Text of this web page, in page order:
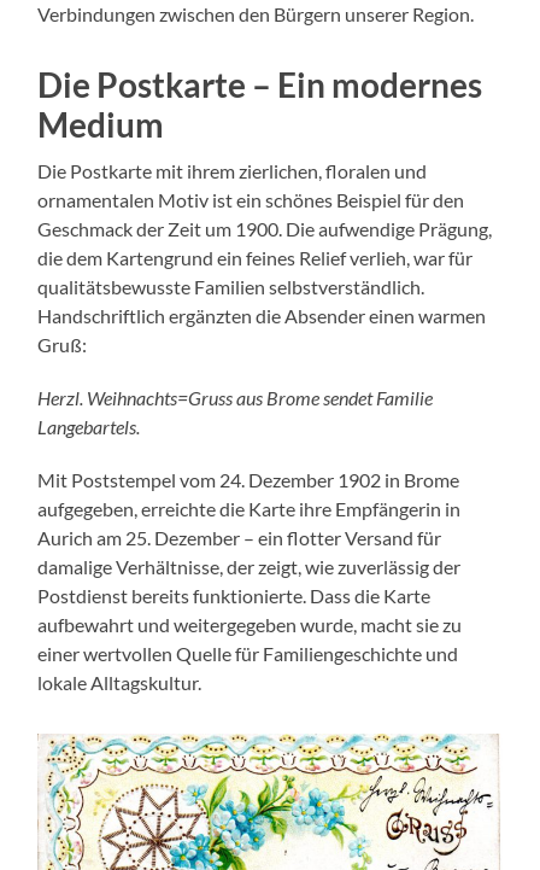
Verbindungen zwischen den Bürgern unserer Region.
Die Postkarte – Ein modernes
Medium
Die Postkarte mit ihrem zierlichen, floralen und
ornamentalen Motiv ist ein schönes Beispiel für den
Geschmack der Zeit um 1900. Die aufwendige Prägung,
die dem Kartengrund ein feines Relief verlieh, war für
qualitätsbewusste Familien selbstverständlich.
Handschriftlich ergänzten die Absender einen warmen
Gruß:
Herzl. Weihnachts=Gruss aus Brome sendet Familie
Langebartels.
Mit Poststempel vom 24. Dezember 1902 in Brome
aufgegeben, erreichte die Karte ihre Empfängerin in
Aurich am 25. Dezember – ein flotter Versand für
damalige Verhältnisse, der zeigt, wie zuverlässig der
Postdienst bereits funktionierte. Dass die Karte
aufbewahrt und weitergegeben wurde, macht sie zu
einer wertvollen Quelle für Familiengeschichte und
lokale Alltagskultur.